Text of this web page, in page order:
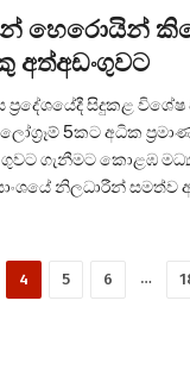
හෙරොයින්
අත්අඩංගුවට
සිදුකළ විශේෂ
5කට අධික
ගැනීමට කොළඹ
නිලධාරීන් සමත්ව
4 5 6 …